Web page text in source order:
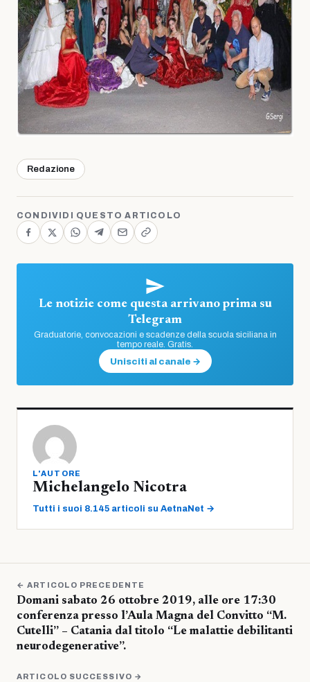
Redazione
CONDIVIDI QUESTO ARTICOLO
Le notizie come questa arrivano prima su
Telegram
Graduatorie, convocazioni e scadenze della scuola siciliana in
tempo reale. Gratis.
Unisciti al canale →
L'AUTORE
Michelangelo Nicotra
Tutti i suoi 8.145 articoli su AetnaNet →
← ARTICOLO PRECEDENTE
Domani sabato 26 ottobre 2019, alle ore 17:30
conferenza presso l’Aula Magna del Convitto “M.
Cutelli” – Catania dal titolo “Le malattie debilitanti
neurodegenerative”.
ARTICOLO SUCCESSIVO →